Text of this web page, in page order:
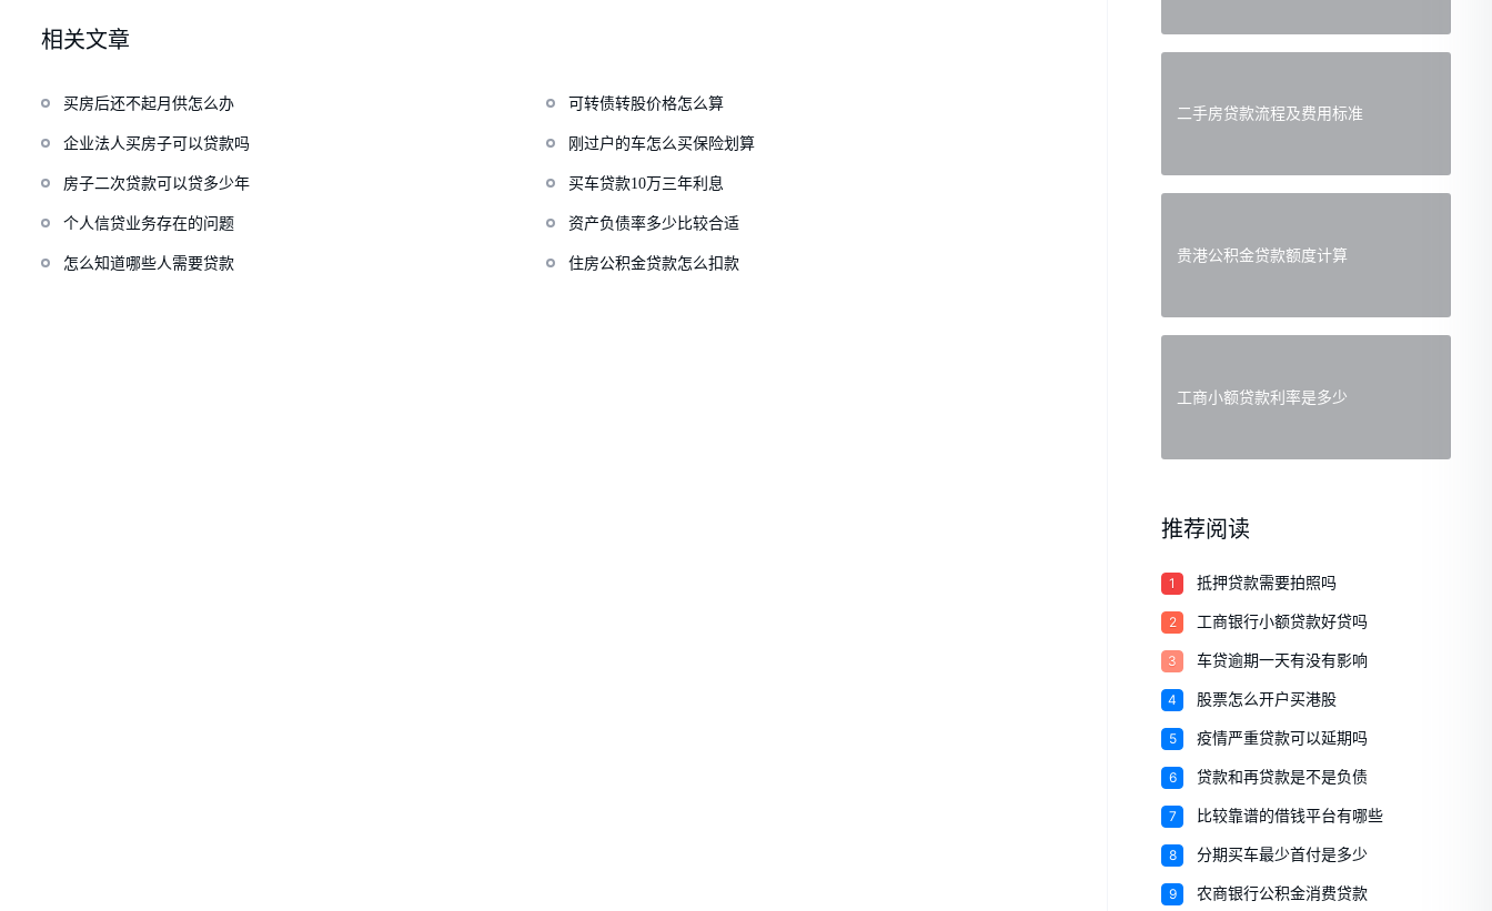
相关文章
买房后还不起月供怎么办 可转债转股价格怎么算
企业法人买房子可以贷款吗 刚过户的车怎么买保险划算
房子二次贷款可以贷多少年 买车贷款10万三年利息
个人信贷业务存在的问题 资产负债率多少比较合适
怎么知道哪些人需要贷款 住房公积金贷款怎么扣款
二手房贷款流程及费用标准
贵港公积金贷款额度计算
工商小额贷款利率是多少
推荐阅读
1 抵押贷款需要拍照吗
2 工商银行小额贷款好贷吗
3 车贷逾期一天有没有影响
4 股票怎么开户买港股
5 疫情严重贷款可以延期吗
6 贷款和再贷款是不是负债
7 比较靠谱的借钱平台有哪些
8 分期买车最少首付是多少
9 农商银行公积金消费贷款